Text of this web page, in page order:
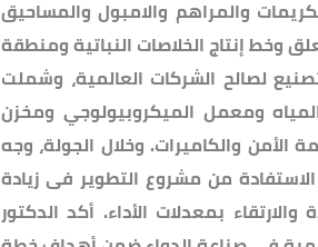
والمراهم والامبول والمساحيق
وخط إنتاج الخلاصات النباتية ومنطقة
لصالح الشركات العالمية، وشملت
ومعمل الميكروبيولوجي ومخزن
الأمن والكاميرات. وخلال الجولة، وجه
من مشروع التطوير فى زيادة
بمعدلات الأداء. أكد الدكتور